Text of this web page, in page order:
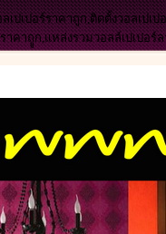
เปเปอร์ราคาถูก,ติดตั้งวอลเ
าคาถููก,แหล่งรวมวอลล์เปเปอร์